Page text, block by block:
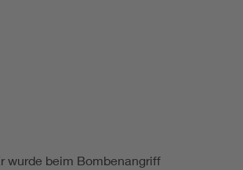
wurde beim Bombenangriff